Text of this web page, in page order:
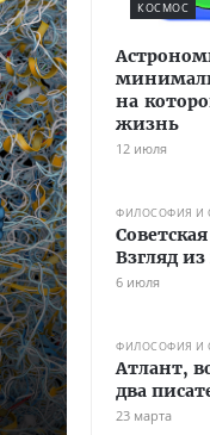
КОСМОС
на
жизнь
12 июля
ФИЛОСОФИЯ И
Взгляд из
6 июля
ФИЛОСОФИЯ И
Атлант,
два
23 марта